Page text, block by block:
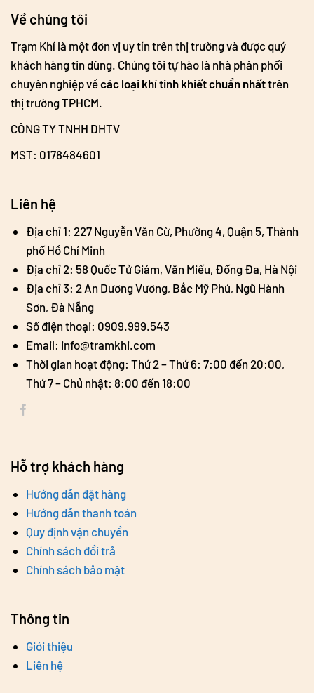
Về chúng tôi
Trạm Khí là một đơn vị uy tín trên thị trường và được quý
khách hàng tin dùng. Chúng tôi tự hào là nhà phân phối
chuyên nghiệp vềcác loại khí tinh khiết chuẩn nhấttrên
thị trường TPHCM.
CÔNG TY TNHH DHTV
MST: 0178484601
Liên hệ
Địa chỉ 1: 227 Nguyễn Văn Cừ, Phường 4, Quận 5, Thành
phố Hồ Chí Minh
Địa chỉ 2: 58 Quốc Tử Giám, Văn Miếu, Đống Đa, Hà Nội
Địa chỉ 3: 2 An Dương Vương, Bắc Mỹ Phú, Ngũ Hành
Sơn, Đà Nẵng
Số điện thoại: 0909.999.543
Email: info@tramkhi.com
Thời gian hoạt động: Thứ 2 – Thứ 6: 7:00 đến 20:00,
Thứ 7 – Chủ nhật: 8:00 đến 18:00
Hỗ trợ khách hàng
Hướng dẫn đặt hàng
Hướng dẫn thanh toán
Quy định vận chuyển
Chính sách đổi trả
Chính sách bảo mật
Thông tin
Giới thiệu
Liên hệ